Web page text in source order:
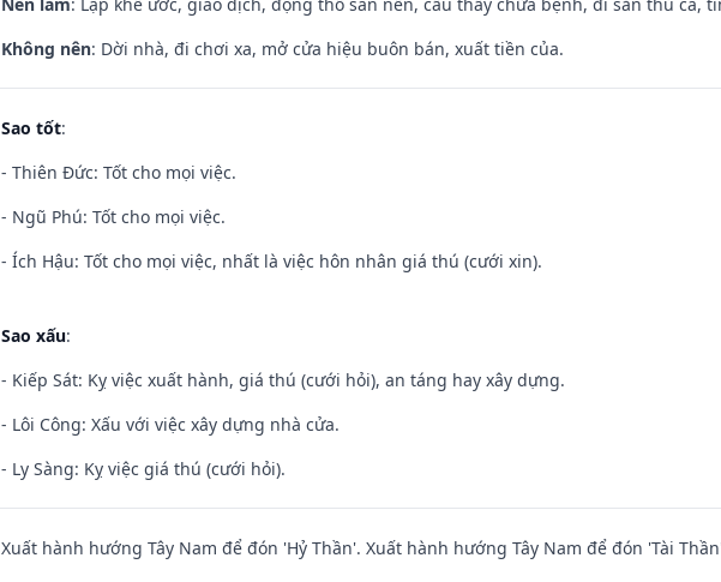
Không nên: Dời nhà, đi chơi xa, mở cửa hiệu buôn bán, xuất tiền của.
Sao tốt:
- Thiên Đức: Tốt cho mọi việc.
- Ngũ Phú: Tốt cho mọi việc.
- Ích Hậu: Tốt cho mọi việc, nhất là việc hôn nhân giá thú (cưới xin).
Sao xấu:
- Kiếp Sát: Kỵ việc xuất hành, giá thú (cưới hỏi), an táng hay xây dựng.
- Lôi Công: Xấu với việc xây dựng nhà cửa.
- Ly Sàng: Kỵ việc giá thú (cưới hỏi).
Xuất hành hướng Tây Nam để đón 'Hỷ Thần'. Xuất hành hướng Tây Nam để đón 'Tài